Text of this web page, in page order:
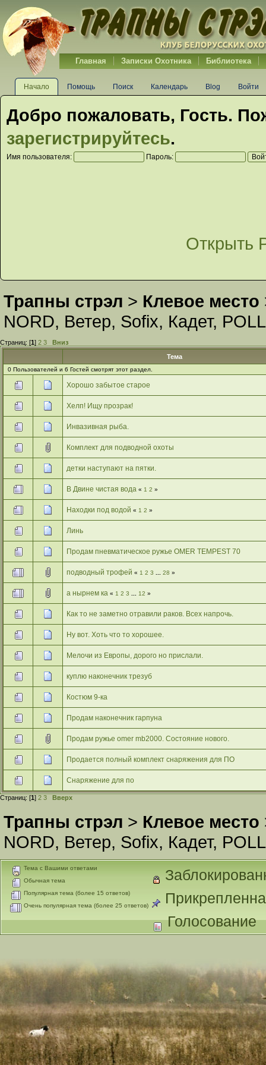
Главная Записки Охотника Библиотека
Начало Помощь Поиск Календарь Blog Войти
Добро пожаловать, Гость.
зарегистрируйтесь.
Имя пользователя: Пароль:
Открыть
Трапны стрэл > Клевое место
NORD, Ветер, Sofix, Кадет, POLL
Страниц: [1] 2 3
Вниз
Тема
0 Пользователей и 6 Гостей смотрят этот раздел.
Хорошо забытое старое
Хелп! Ищу прозрак!
Инвазивная рыба.
Комплект для подводной охоты
детки наступают на пятки.
В Двине чистая вода « 1 2 »
Находки под водой « 1 2 »
Линь
Продам пневматическое ружье OMER TEMPEST 70
подводный трофей « 1 2 3 28 »
а нырнем ка « 1 2 3 12 »
Как то не заметно отравили раков. Всех напрочь.
Ну вот. Хоть что то хорошее.
Мелочи из Европы, дорого но прислали.
куплю наконечник трезуб
Костюм 9-ка
Продам наконечник гарпуна
Продам ружье omer mb2000. Состояние нового.
Продается полный комплект снаряжения для ПО
Снаряжение для по
Страниц: [1] 2 3 Вверх
Трапны стрэл > Клевое место
NORD, Ветер, Sofix, Кадет, POLL
Тема с Вашими ответами
Обычная тема
Популярная тема (более 15 ответов)
Очень популярная тема (более 25 ответов)
Голосование